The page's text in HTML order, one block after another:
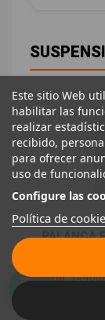
PALANCA
MINI F56 1.5
OEM:
Este sitio Web
habilitar las
realizar
recibido,
para ofrecer
uso de
Configure las
Política de